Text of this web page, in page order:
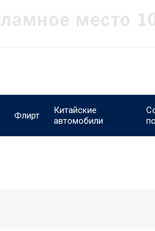
Флирт
Китайские
автомобили